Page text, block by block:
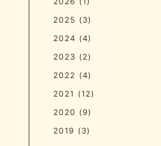
2025 (3)
2024 (4)
2023 (2)
2022 (4)
2021 (12)
2020 (9)
2019 (3)